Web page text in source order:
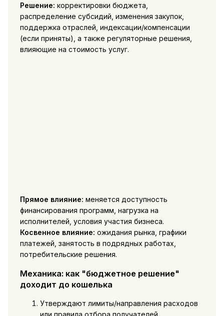
Решение: корректировки бюджета,
распределение субсидий, изменения закупок,
поддержка отраслей, индексации/компенсации
(если приняты), а также регуляторные решения,
влияющие на стоимость услуг.
Прямое влияние: меняется доступность
финансирования программ, нагрузка на
исполнителей, условия участия бизнеса.
Косвенное влияние: ожидания рынка, графики
платежей, занятость в подрядных работах,
потребительские решения.
Механика: как "бюджетное решение"
доходит до кошелька
Утверждают лимиты/направления расходов